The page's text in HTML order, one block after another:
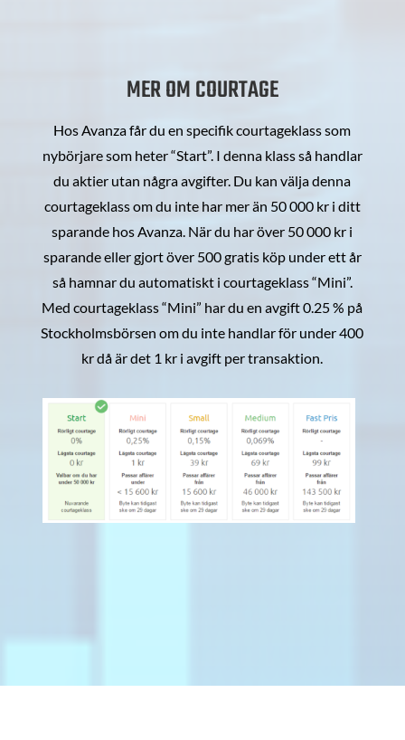
MER OM COURTAGE
Hos Avanza får du en specifik courtageklass som
nybörjare som heter “Start”. I denna klass så handlar
du aktier utan några avgifter. Du kan välja denna
courtageklass om du inte har mer än 50 000 kr i ditt
sparande hos Avanza. När du har över 50 000 kr i
sparande eller gjort över 500 gratis köp under ett år
så hamnar du automatiskt i courtageklass “Mini”.
Med courtageklass “Mini” har du en avgift 0.25 % på
Stockholmsbörsen om du inte handlar för under 400
kr då är det 1 kr i avgift per transaktion.